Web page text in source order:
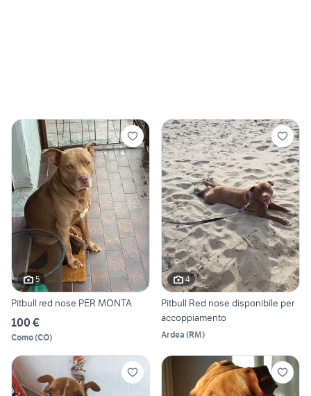
5
Pitbull red nose PER MONTA
100 €
Como(CO)
4
Pitbull Red nose disponibile per
accoppiamento
Ardea (RM)